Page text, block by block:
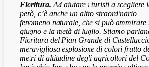
Fioritura. Ad aiutare i turisti a scegliere
però, c’è anche un altro straordinario
fenomeno naturale, che si può
giugno e la metà di luglio. Stiamo
Fioritura del Pian Grande di
meravigliosa esplosione di colori frutto
metri di altitudine degli agricoltori del